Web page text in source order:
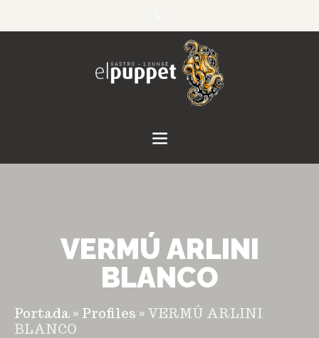
VERMÚ ARLINI
BLANCO
Portada » Profiles » VERMÚ ARLINI
BLANCO